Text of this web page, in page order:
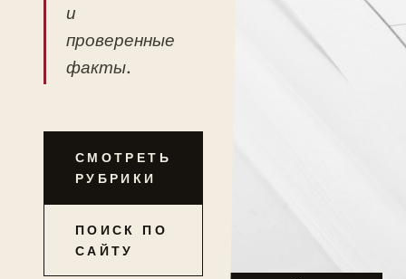
и
проверенные
факты.
СМОТРЕТЬ
РУБРИКИ
ПОИСК ПО
САЙТУ